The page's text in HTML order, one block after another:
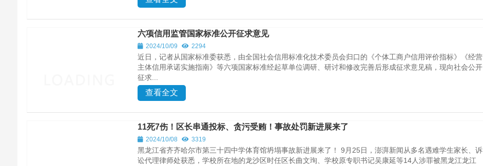
六项信用监管国家标准公开征求意见
2024/10/09 2294
近日，记者从国家标准委获悉，由全国社会信用标准化技术委员会归口的《个体工商户信用评价指标》《经营
主体信用承诺实施指南》等六项国家标准经起草单位调研、研讨和修改完善后形成征求意见稿，现向社会公开
征求...
查看全文
11死7伤！区长串通投标、贪污受贿！事故处罚新进展来了
2024/10/08 3319
黑龙江省齐齐哈尔市第三十四中学体育馆坍塌事故新进展来了！ 9月25日，澎湃新闻从多名遇难学生家长、诉
讼代理律师处获悉，学校所在地的龙沙区时任区长曲文珣、学校原专职书记吴康延等14人涉罪被黑龙江龙江